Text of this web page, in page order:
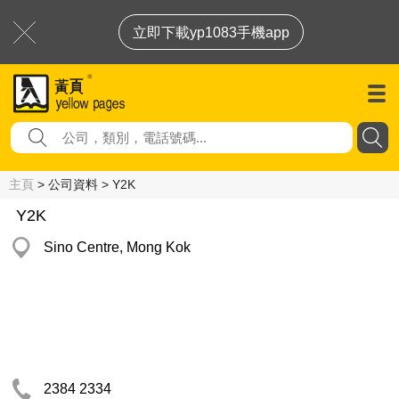
立即下載yp1083手機app
主頁 > 公司資料 > Y2K
Y2K
Sino Centre, Mong Kok
2384 2334